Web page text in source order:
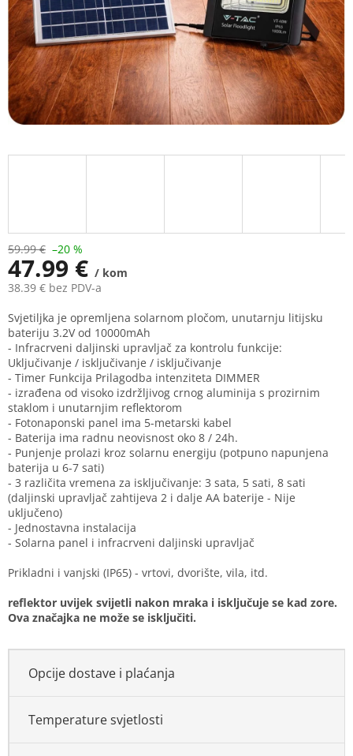
59.99 € –20 %
47.99 € / kom
38.39 € bez PDV-a
Measure
price:
Svjetiljka je opremljena solarnom pločom, unutarnju litijsku
bateriju 3.2V od 10000mAh
- Infracrveni daljinski upravljač za kontrolu funkcije:
Uključivanje / isključivanje / isključivanje
- Timer Funkcija Prilagodba intenziteta DIMMER
- izrađena od visoko izdržljivog crnog aluminija s prozirnim
staklom i unutarnjim reflektorom
- Fotonaponski panel ima 5-metarski kabel
- Baterija ima radnu neovisnost oko 8 / 24h.
- Punjenje prolazi kroz solarnu energiju (potpuno napunjena
baterija u 6-7 sati)
- 3 različita vremena za isključivanje: 3 sata, 5 sati, 8 sati
(daljinski upravljač zahtijeva 2 i dalje AA baterije - Nije
uključeno)
- Jednostavna instalacija
- Solarna panel i infracrveni daljinski upravljač
Prikladni i vanjski (IP65) - vrtovi, dvorište, vila, itd.
reflektor uvijek svijetli nakon mraka i isključuje se kad zore.
Ova značajka ne može se isključiti.
Opcije dostave i plaćanja
Temperature svjetlosti